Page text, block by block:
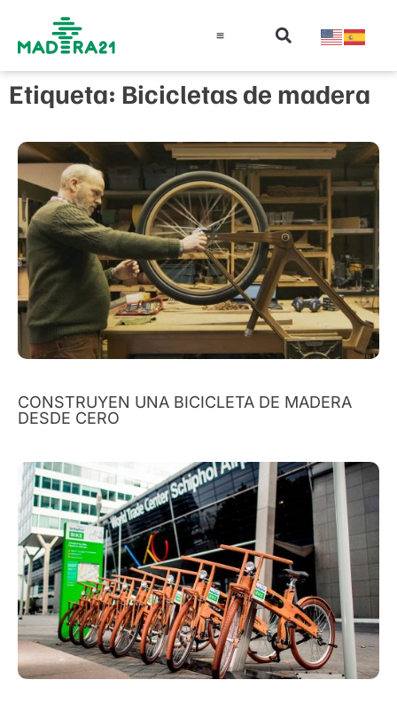
Etiqueta: Bicicletas de madera
CONSTRUYEN UNA BICICLETA DE MADERA
DESDE CERO